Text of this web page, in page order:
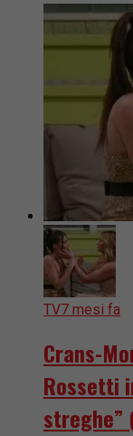
TV7 mesi fa
Crans-
Rossetti
streghe”